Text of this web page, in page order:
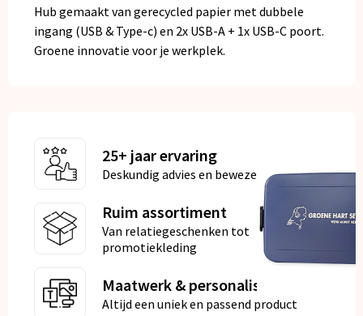
Hub gemaakt van gerecycled papier met dubbele
ingang (USB & Type-c) en 2x USB-A + 1x USB-C poort.
Groene innovatie voor je werkplek.
25+ jaar ervaring
Deskundig advies en bewezen kwaliteit
Ruim assortiment
Van relatiegeschenken tot
promotiekleding
Maatwerk & personalisatie
Altijd een uniek en passend product